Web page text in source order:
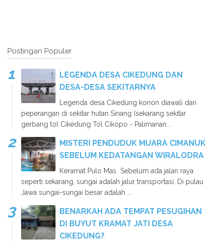
Postingan Populer
LEGENDA DESA CIKEDUNG DAN
DESA-DESA SEKITARNYA
Legenda desa Cikedung konon diawali dari
peperangan di sekitar hutan Sinang (sekarang sekitar
gerbang tol Cikedung Tol Cikopo - Palimanan...
MISTERI PENDUDUK MUARA CIMANUK
SEBELUM KEDATANGAN WIRALODRA
Keramat Pulo Mas Sebelum ada jalan raya
seperti sekarang, sungai adalah jalur transportasi. Di pulau
Jawa sungai-sungai besar adalah ...
BENARKAH ADA TEMPAT PESUGIHAN
DI BUYUT KRAMAT JATI DESA
CIKEDUNG?